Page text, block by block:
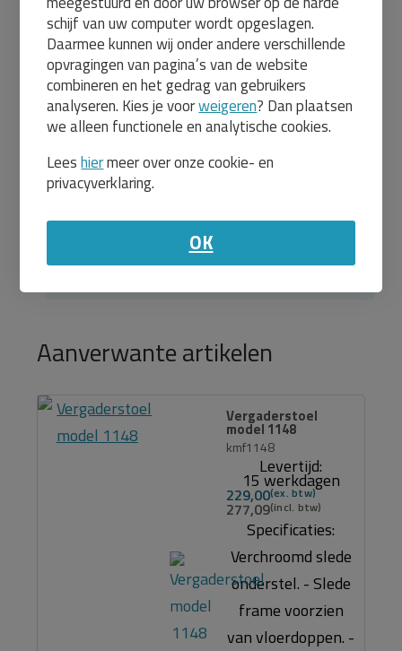
schijf van uw computer wordt opgeslagen.
Daarmee kunnen wij onder andere verschillende
opvragingen van pagina’s van de website
combineren en het gedrag van gebruikers
analyseren. Kies je voorweigeren? Dan plaatsen
we alleen functionele en analytische cookies.
Leeshiermeer over onze cookie- en
privacyverklaring.
OK
Licht eiken
Prijs:
Aantal:
Totaal:
Totaal incl. BTW:
In winkelwagentje
Aanverwante artikelen
Vergaderstoel
model 1148
kmf1148
Levertijd:
15 werkdagen
229,00
277,09
Specificaties:
Verchroomd slede
onderstel. - Slede
frame voorzien
van vloerdoppen. -